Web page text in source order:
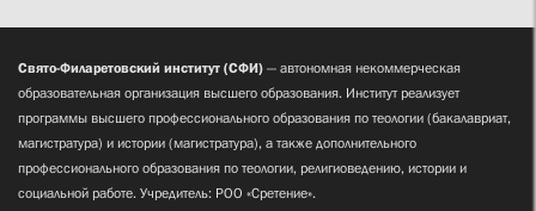
Свято-Филаретовский институт (СФИ) — автономная некоммерческая
образовательная организация высшего образования. Институт реализует
программы высшего профессионального образования по теологии (бакалавриат,
магистратура) и истории (магистратура), а также дополнительного
профессионального образования по теологии, религиоведению, истории и
социальной работе. Учредитель: РОО «Сретение».